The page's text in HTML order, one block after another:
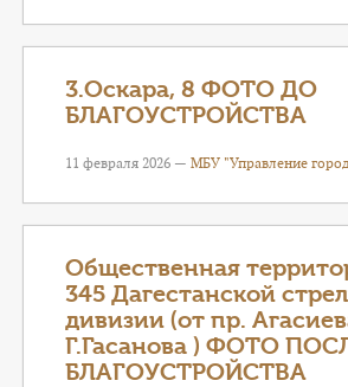
3.Оскара, 8 ФОТО ДО
БЛАГОУСТРОЙСТВА
11 февраля 2026 — МБУ "Управление
Общественная
345 Дагестанской
дивизии (от пр.
Г.Гасанова ) ФОТО
БЛАГОУСТРОЙСТВА